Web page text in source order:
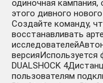
одиночная
этого дивного
Создайте команду,
восстанавливать
версияИспользуется
DUALSHOCK
пользователям